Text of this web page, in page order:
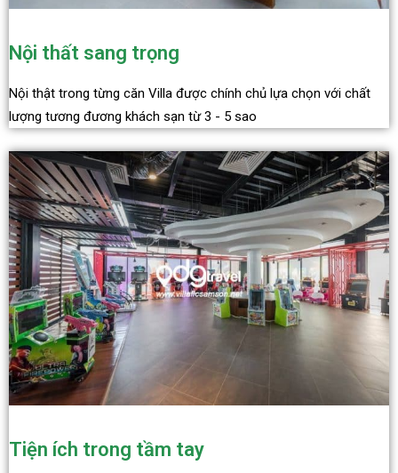
Nội thất sang trọng
Nội thật trong từng căn Villa được chính chủ lựa chọn với chất
lượng tương đương khách sạn từ 3 - 5 sao
Tiện ích trong tầm tay